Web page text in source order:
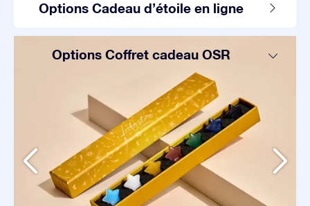
Options Cadeau d’étoile en ligne
Options Coffret cadeau OSR